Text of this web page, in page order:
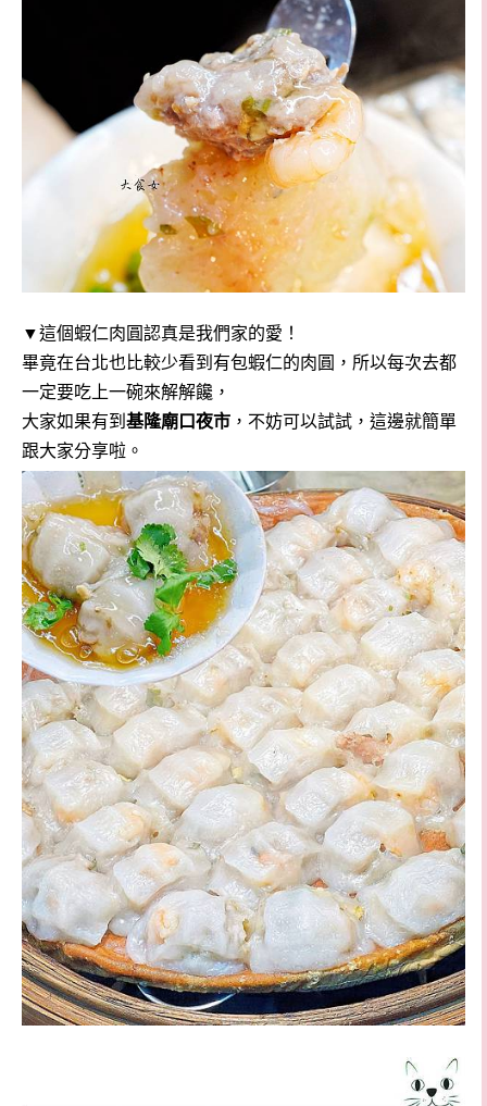
▼這個蝦仁肉圓認真是我們家的愛！
畢竟在台北也比較少看到有包蝦仁的肉圓，所以每次去都
一定要吃上一碗來解解饞，
大家如果有到 基隆廟口夜市 ，不妨可以試試，這邊就簡單
跟大家分享啦。